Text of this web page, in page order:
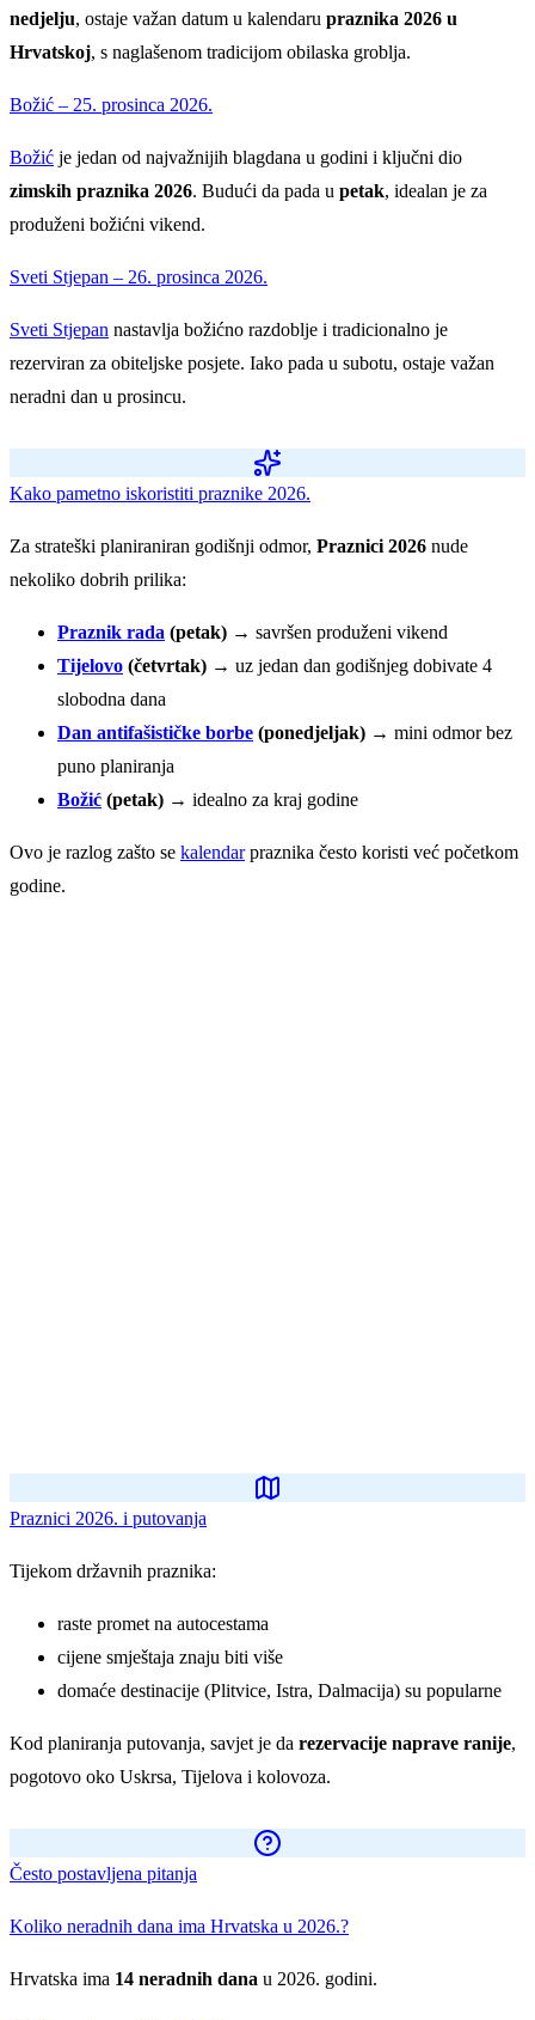
nedjelju, ostaje važan datum u kalendaru praznika 2026 u
Hrvatskoj, s naglašenom tradicijom obilaska groblja.
Božić – 25. prosinca 2026.
Božić je jedan od najvažnijih blagdana u godini i ključni dio
zimskih praznika 2026. Budući da pada u petak, idealan je za
produženi božićni vikend.
Sveti Stjepan – 26. prosinca 2026.
Sveti Stjepan nastavlja božićno razdoblje i tradicionalno je
rezerviran za obiteljske posjete. Iako pada u subotu, ostaje važan
neradni dan u prosincu.
Kako pametno iskoristiti praznike 2026.
Za strateški planiraniran godišnji odmor, Praznici 2026 nude
nekoliko dobrih prilika:
Praznik rada (petak) → savršen produženi vikend
Tijelovo (četvrtak) → uz jedan dan godišnjeg dobivate 4
slobodna dana
Dan antifašističke borbe (ponedjeljak) → mini odmor bez
puno planiranja
Božić (petak) → idealno za kraj godine
Ovo je razlog zašto se kalendarpraznika često koristi već početkom
godine.
Praznici 2026. i putovanja
Tijekom državnih praznika:
raste promet na autocestama
cijene smještaja znaju biti više
domaće destinacije (Plitvice, Istra, Dalmacija) su popularne
Kod planiranja putovanja, savjet je da rezervacije naprave ranije,
pogotovo oko Uskrsa, Tijelova i kolovoza.
Često postavljena pitanja
Koliko neradnih dana ima Hrvatska u 2026.?
Hrvatska ima 14 neradnih dana u 2026. godini.